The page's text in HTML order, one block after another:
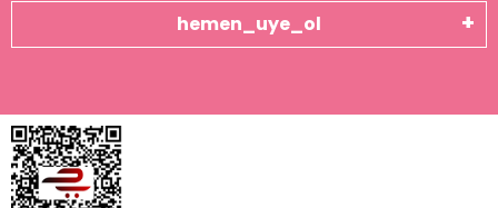
hemen_uye_ol